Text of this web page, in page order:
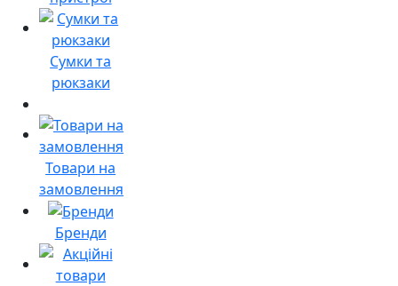
Сумки та
рюкзаки
Товари на
замовлення
Бренди